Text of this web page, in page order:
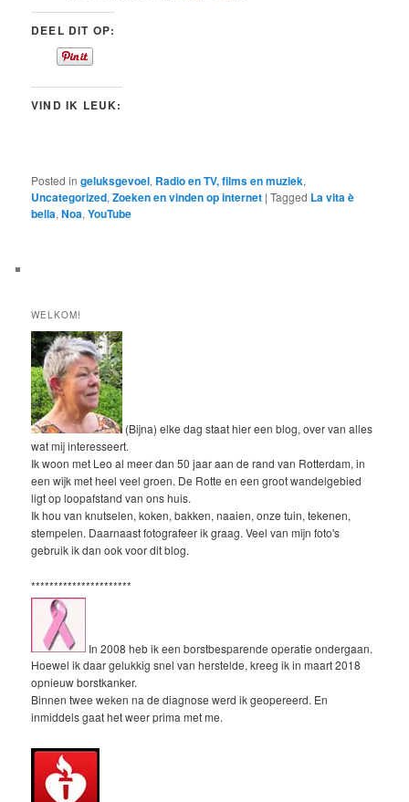
DEEL DIT OP:
VIND IK LEUK:
Posted in geluksgevoel, Radio en TV, films en muziek,
Uncategorized,Zoeken en vinden op internet |Tagged La vita è
bella,Noa,YouTube
WELKOM!
(Bijna) elke dag staat hier een blog, over van alles
wat mij interesseert.
Ik woon met Leo al meer dan 50 jaar aan de rand van Rotterdam, in
een wijk met heel veel groen. De Rotte en een groot wandelgebied
ligt op loopafstand van ons huis.
Ik hou van knutselen, koken, bakken, naaien, onze tuin, tekenen,
stempelen. Daarnaast fotografeer ik graag. Veel van mijn foto's
gebruik ik dan ook voor dit blog.
**********************
In 2008 heb ik een borstbesparende operatie ondergaan.
Hoewel ik daar gelukkig snel van herstelde, kreeg ik in maart 2018
opnieuw borstkanker.
Binnen twee weken na de diagnose werd ik geopereerd. En
inmiddels gaat het weer prima met me.